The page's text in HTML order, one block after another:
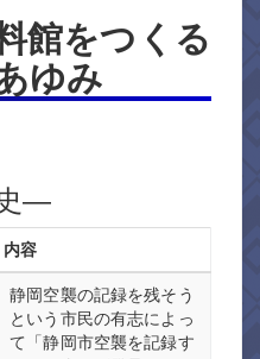
館をつくる
ゆみ
―
内容
静岡空襲の記録を残そう
という市民の有志によっ
て「静岡市空襲を記録す